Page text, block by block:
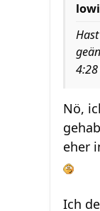
4:28
Nö,
eher
Ich